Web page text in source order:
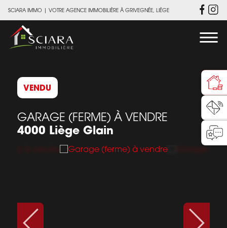
SCIARA IMMO | VOTRE AGENCE IMMOBILIÈRE À GRIVEGNÉE, LIÈGE
VENDU
GARAGE (FERME) À VENDRE
4000 Liège Glain